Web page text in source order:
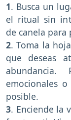
1. Busca un
el ritual sin
de canela para
2. Toma la
que deseas
abundancia.
emocionales
posible.
3. Enciende la